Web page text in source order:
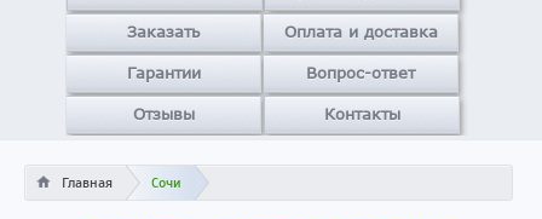
Заказать Оплата и доставка
Гарантии Вопрос-ответ
Отзывы Контакты
Главная Сочи